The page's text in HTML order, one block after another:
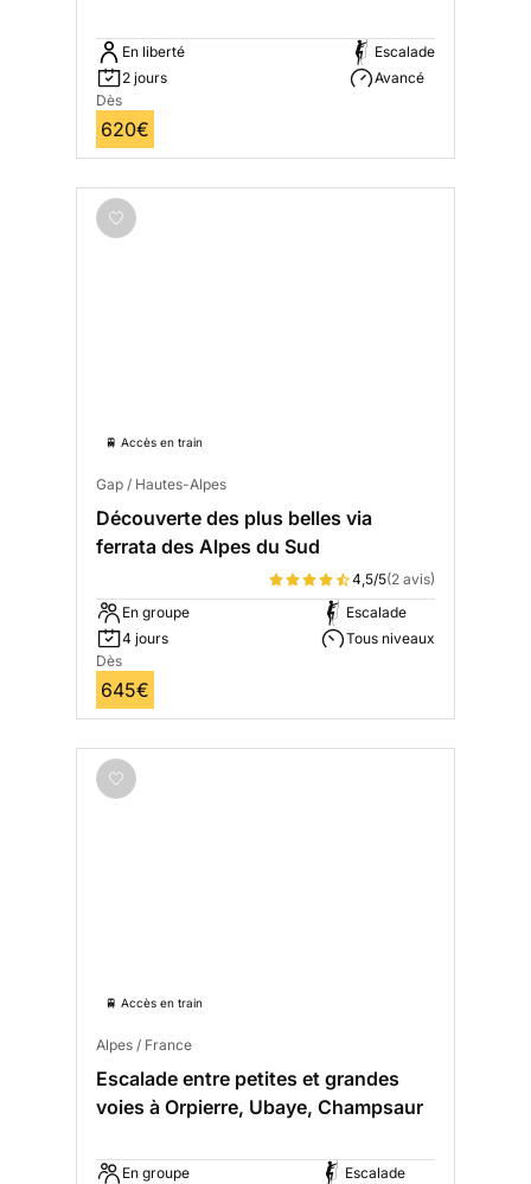
En liberté
2 jours
Escalade
Avancé
Dès
620€
🚆 Accès en train
Gap / Hautes-Alpes
Découverte des plus belles via
ferrata des Alpes du Sud
4,5/5(2 avis)
En groupe
4 jours
Escalade
Tous niveaux
Dès
645€
🚆 Accès en train
Alpes / France
Escalade entre petites et grandes
voies à Orpierre, Ubaye, Champsaur
En groupe
Escalade